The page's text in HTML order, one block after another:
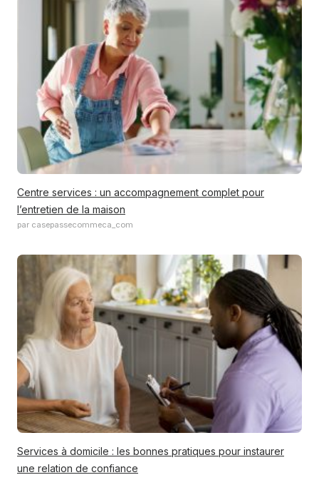
Centre services : un accompagnement complet pour
l’entretien de la maison
par casepassecommeca_com
Services à domicile : les bonnes pratiques pour instaurer
une relation de confiance